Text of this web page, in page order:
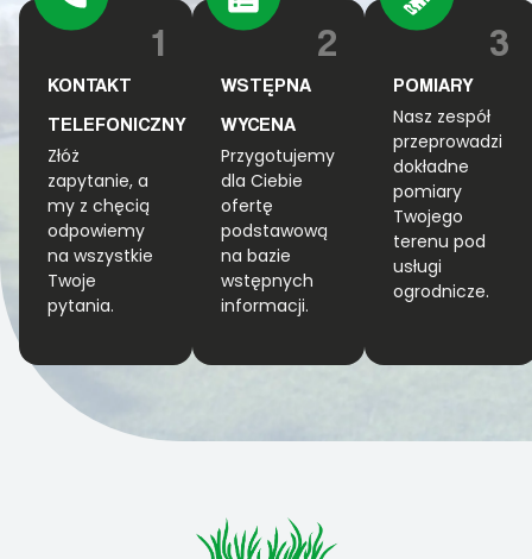
1
KONTAKT
TELEFONICZNY
Złóż
zapytanie, a
my z chęcią
odpowiemy
na wszystkie
Twoje
pytania.
2
WSTĘPNA
WYCENA
Przygotujemy
dla Ciebie
ofertę
podstawową
na bazie
wstępnych
informacji.
3
POMIARY
Nasz zespół
przeprowadzi
dokładne
pomiary
Twojego
terenu pod
usługi
ogrodnicze.